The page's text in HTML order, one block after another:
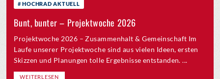
HOCHRAD AKTUELL
Bunt, bunter – Projektwoche 2026
Projektwoche 2026 – Zusammenhalt & Gemeinschaft Im
Laufe unserer Projektwoche sind aus vielen Ideen, ersten
Skizzen und Planungen tolle Ergebnisse entstanden. ...
WEITERLESEN